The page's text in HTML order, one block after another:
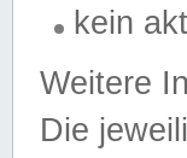
kein
Weitere
Die